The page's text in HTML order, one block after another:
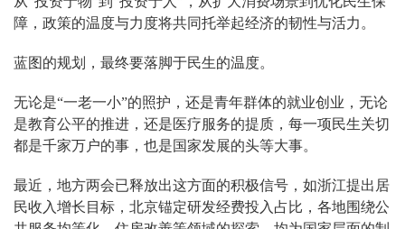
障，政策的温度与力度将共同托举起经济的韧性与活力。
蓝图的规划，最终要落脚于民生的温度。
无论是“一老一小”的照护，还是青年群体的就业创业，无论
是教育公平的推进，还是医疗服务的提质，每一项民生关切
都是千家万户的事，也是国家发展的头等大事。
最近，地方两会已释放出这方面的积极信号，如浙江提出居
民收入增长目标，北京锚定研发经费投入占比，各地围绕公